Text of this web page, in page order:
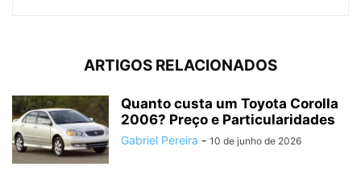
ARTIGOS RELACIONADOS
Quanto custa um Toyota Corolla
2006? Preço e Particularidades
Gabriel Pereira - 10 de junho de 2026